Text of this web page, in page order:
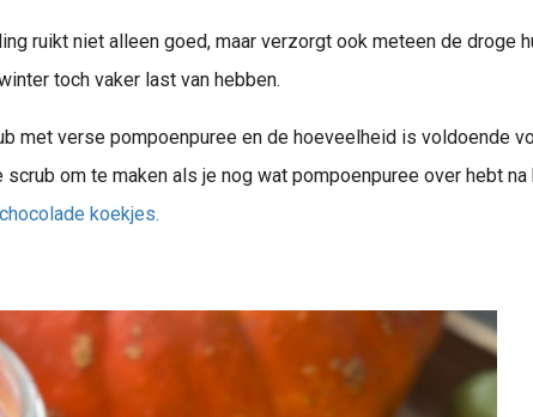
ruikt niet alleen goed, maar verzorgt ook meteen de droge
toch vaker last van hebben.
met verse pompoenpuree en de hoeveelheid is voldoende
om te maken als je nog wat pompoenpuree over hebt na
koekjes.